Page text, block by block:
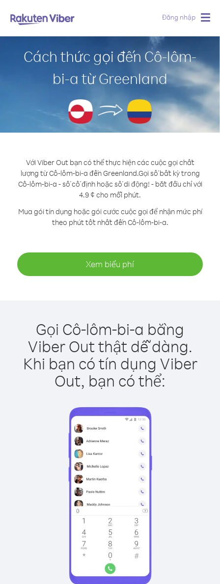
Đăng nhập
Cách thức gọi đến Cô-lôm-
bi-a từ Greenland
Với Viber Out bạn có thể thực hiện các cuộc gọi chất
lượng từ Cô-lôm-bi-a đến Greenland.Gọi số bất kỳ trong
Cô-lôm-bi-a - số cố định hoặc số di động! - bắt đầu chỉ với
4.9 ¢ cho mỗi phút.
Mua gói tín dụng hoặc gói cước cuộc gọi để nhận mức phí
theo phút tốt nhất đến Cô-lôm-bi-a.
Xem biểu phí
Gọi Cô-lôm-bi-a bằng
Viber Out thật dễ dàng.
Khi bạn có tín dụng Viber
Out, bạn có thể: